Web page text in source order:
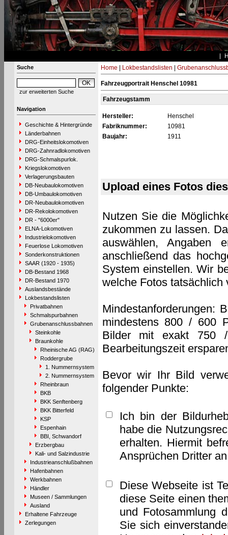
Suche
zur erweiterten Suche
Navigation
Geschichte & Hintergründe
Länderbahnen
DRG-Einheitslokomotiven
DRG-Zahnradlokomotiven
DRG-Schmalspurlok.
Kriegslokomotiven
Verlagerungsbauten
DB-Neubaulokomotiven
DB-Umbaulokomotiven
DR-Neubaulokomotiven
DR-Rekolokomotiven
DR - "6000er"
ELNA-Lokomotiven
Industrielokomotiven
Feuerlose Lokomotiven
Sonderkonstruktionen
SAAR (1920 - 1935)
DB-Bestand 1968
DR-Bestand 1970
Auslandsbestände
Lokbestandslisten
Privatbahnen
Schmalspurbahnen
Grubenanschlussbahnen
Steinkohle
Braunkohle
Rheinische AG (RAG)
Roddergrube
1. Nummernsystem
2. Nummernsystem
Rheinbraun
BKB
BKK Senftenberg
BKK Bitterfeld
KSP
Espenhain
BBI, Schwandorf
Erzbergbau
Kali- und Salzindustrie
Industrieanschlußbahnen
Hafenbahnen
Werkbahnen
Händler
Museen / Sammlungen
Ausland
Erhaltene Fahrzeuge
Zerlegungen
Home Lokbestandslisten
Fahrzeugportrait Henschel 10981
Fahrzeugstamm
Hersteller:
Henschel
Fabriknummer:
10981
Baujahr:
1911
Upload eines Fotos
Nutzen Sie die
zukommen zu lassen.
auswählen, Angaben
anschließend das
System einstellen. Wir
welche Fotos tatsächlich
Mindestanforderungen:
mindestens 800 / 600
Bilder mit exakt 750
Bearbeitungszeit
Bevor wir Ihr Bild
folgender Punkte:
Ich bin der
habe die
erhalten. Hiermit
Ansprüchen Dritter
Diese Webseite ist
diese Seite einen
und Fotosammlung
Sie sich